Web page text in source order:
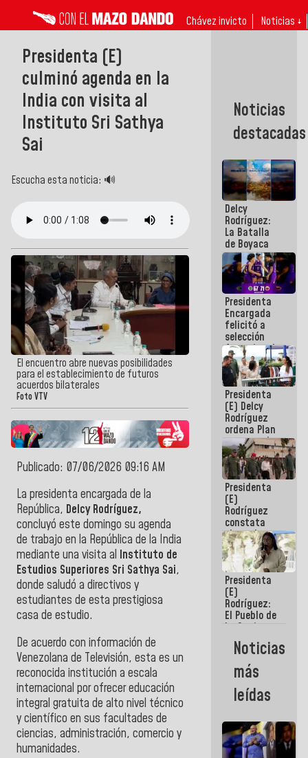
Chávez invicto Noticias ↓
Presidenta (E)
culminó agenda en la
India con visita al
Instituto Sri Sathya
Sai
Escucha esta noticia: 🔊
El encuentro abre nuevas posibilidades
para el establecimiento de futuros
acuerdos bilaterales
Foto VTV
Publicado: 07/06/2026 09:16 AM
La presidenta encargada de la
República, Delcy Rodríguez,
concluyó este domingo su agenda
de trabajo en la República de la India
mediante una visita al Instituto de
Estudios Superiores Sri Sathya Sai,
donde saludó a directivos y
estudiantes de esta prestigiosa
casa de estudio.
De acuerdo con información de
Venezolana de Televisión, esta es un
reconocida institución a escala
internacional por ofrecer educación
integral gratuita de alto nivel técnico
y científico en sus facultades de
ciencias, administración, comercio y
humanidades.
Noticias
destacadas
Delcy
Rodríguez:
La Batalla
de Boyaca
representa
un capítulo
decisivo en
la gesta
emancipadora
de nuestra
América
Presidenta
Encargada
felicitó a
selección
femenina de
baloncesto
por su
clasificación
a la
AmeriCup
2027
Presidenta
(E) Delcy
Rodríguez
ordena Plan
maestro de
desarrollo
logístico y
turístico
para La
Guaira
Presidenta
(E)
Rodríguez
constata
obras de
rehabilitación
de Escuela
Militar de
Mamo en La
Guaira
Presidenta
(E)
Rodríguez:
El Pueblo de
La Guaira
siempre
estará
acompañada
por el
Gobierno
Nacional
Noticias
más
leídas